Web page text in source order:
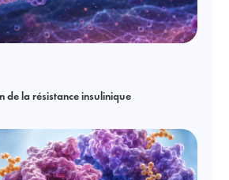
de la résistance insulinique